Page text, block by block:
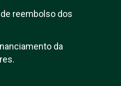
reembolso dos
da